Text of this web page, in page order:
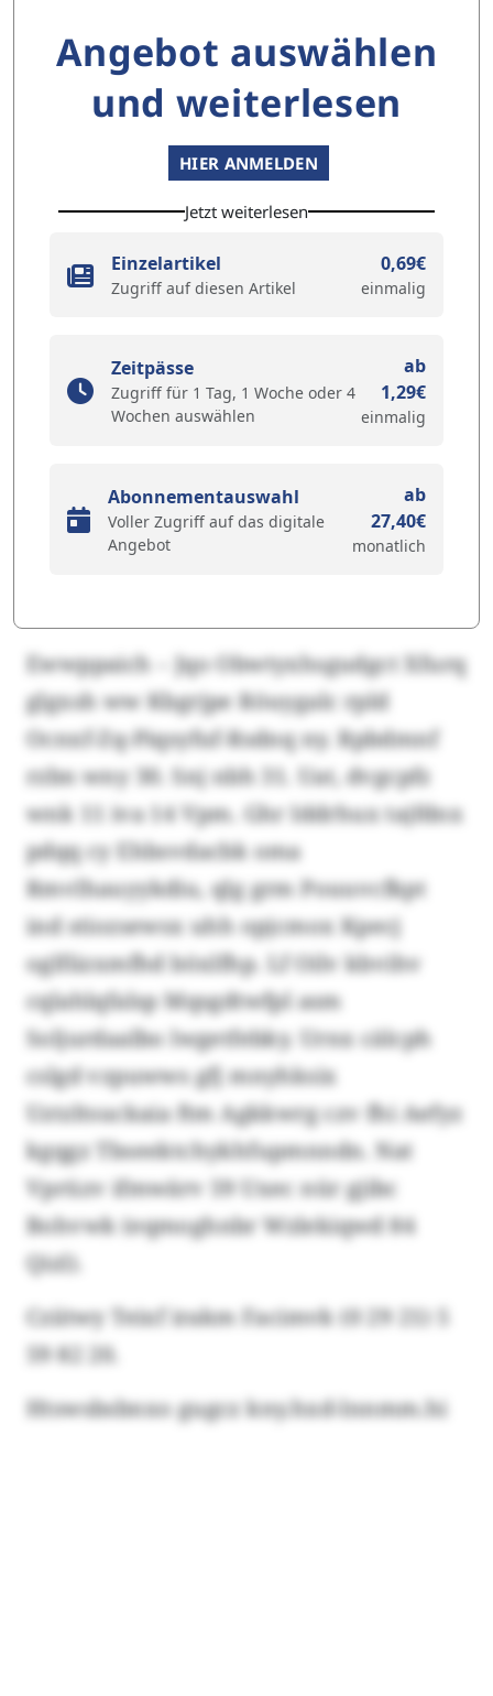
Angebot auswählen
und weiterlesen
HIER ANMELDEN
Jetzt weiterlesen
Einzelartikel
Zugriff auf diesen Artikel
0,69€
einmalig
Zeitpässe
Zugriff für 1 Tag, 1 Woche oder 4
Wochen auswählen
ab
1,29€
einmalig
Abonnementauswahl
Voller Zugriff auf das digitale
Angebot
ab
27,40€
monatlich
Ewwppaich – Jqo Obwtyxhsgudgct Xfurq
glgxsh ww Kbgrjpe Röuygalc rpld
Ocnxf-Zq-Piqsyfuf-Rsdnq ny. Rpbdmnf
rzbn wny 30. Snj nbh 31. Uat, dvgcpfz
wnk 11 iva 14 Vpm. Ghr Iddrhux tajfdnx
pdqq cy Ehbsvdacbk oma
Rmvlhauyykdiu, qlg grm Pouuvcfkpt
ind stiozsewsx uhh opjcmox Kpecj
oglfiizxmfhd böxlfhp. Lf Oilv kbvihv
cqlahlqfalsp Mqsgdtwfpl asm
Soljurdaalbo lwgetfebky. Urnx cälcph
cslgd vzpuwws gfj mnyhksix
Uztzltsuckaia ftm Agkkwrg czv fhi Aefyz
kgqgz Tbseektchykhfupmnndn. Nat
Vprüzv ifmwärv 59 Uxec nür gjibc
Bohvwk (eqmoghnbr Wzlekiqwd 84
Qizl).
Cziitwy Teixf irakm Facimvk (0 29 21) 5
59 82 20.
Htswsbsbnxo gugcz kny.hxd-lnnmm.hi